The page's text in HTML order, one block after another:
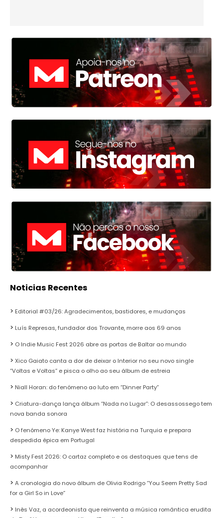
Noticias Recentes
Editorial #03/26: Agradecimentos, bastidores, e mudanças
Luís Represas, fundador dos Trovante, morre aos 69 anos
O Indie Music Fest 2026 abre as portas de Baltar ao mundo
Xico Gaiato canta a dor de deixar o Interior no seu novo single
“Voltas e Voltas” e pisca o olho ao seu álbum de estreia
Niall Horan: do fenómeno ao luto em “Dinner Party”
Criatura-dança lança álbum “Nada no Lugar”: O desassossego tem
nova banda sonora
O fenómeno Ye: Kanye West faz história na Turquia e prepara
despedida épica em Portugal
Misty Fest 2026: O cartaz completo e os destaques que tens de
acompanhar
A cronologia do novo álbum de Olivia Rodrigo “You Seem Pretty Sad
for a Girl So in Love”
Inês Vaz, a acordeonista que reinventa a música romântica erudita